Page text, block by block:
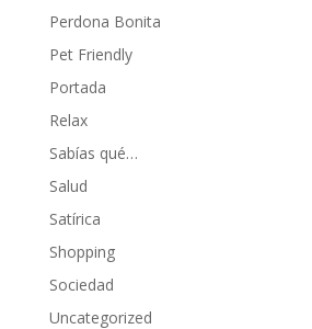
Perdona Bonita
Pet Friendly
Portada
Relax
Sabías qué…
Salud
Satírica
Shopping
Sociedad
Uncategorized